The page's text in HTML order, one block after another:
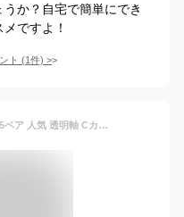
か？自宅で簡単にでき
ですよ！
ト (1件) >
下まつげ つけまつげ ナチュラル 5ペア 人気 透明軸 Cカール 芯が柔らか 超軽量 柔らかく 手作り 女優まつげ コスプレメイク 学生・通勤・パーティー全シーン対応 つけまつげ (X-21 下まつげ)